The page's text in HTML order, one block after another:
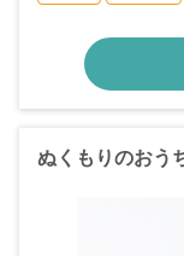
ぬくもりのおう